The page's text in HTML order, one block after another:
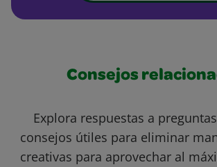
Consejos
Explora respuestas a
consejos útiles para eliminar
creativas para aprovechar al